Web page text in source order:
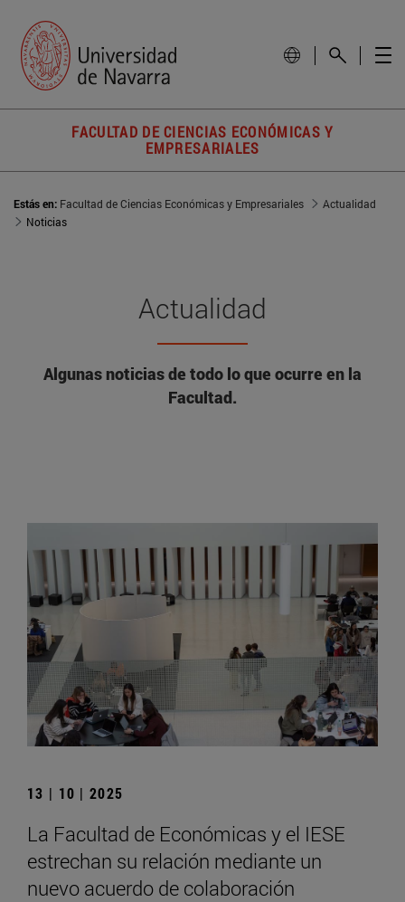
FACULTAD DE CIENCIAS ECONÓMICAS Y
EMPRESARIALES
Estás en: Facultad de Ciencias Económicas y Empresariales
Actualidad
Noticias
Actualidad
Algunas noticias de todo lo que ocurre en la
Facultad.
13 | 10 | 2025
La Facultad de Económicas y el IESE
estrechan su relación mediante un
nuevo acuerdo de colaboración